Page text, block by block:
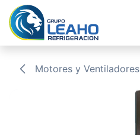
Ir al contenido
Motores y Ventiladores